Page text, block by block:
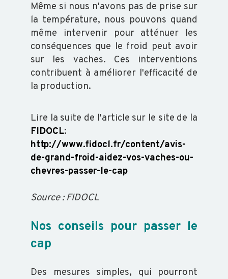
BOVIN
CAPRIN
PORCIN
EQUIN
VOLAILLE
POISSON
Même si nous n'avons pas de prise sur
la température, nous pouvons quand
même intervenir pour atténuer les
conséquences que le froid peut avoir
sur les vaches. Ces interventions
contribuent à améliorer l'efficacité de
la production.
Lire la suite de l'article sur le site de la
FIDOCL:
http://www.fidocl.fr/content/avis-
de-grand-froid-aidez-vos-vaches-ou-
chevres-passer-le-cap
Source : FIDOCL
Nos conseils pour passer le
cap
Des mesures simples, qui pourront